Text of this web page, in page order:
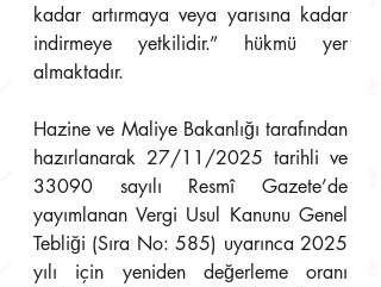
kadar artırmaya veya yarısına kadar
indirmeye yetkilidir.” hükmü yer
almaktadır.
Hazine ve Maliye Bakanlığı tarafından
hazırlanarak 27/11/2025 tarihli ve
33090 sayılı Resmî Gazete’de
yayımlanan Vergi Usul Kanunu Genel
Tebliği (Sıra No: 585) uyarınca 2025
yılı için yeniden değerleme oranı